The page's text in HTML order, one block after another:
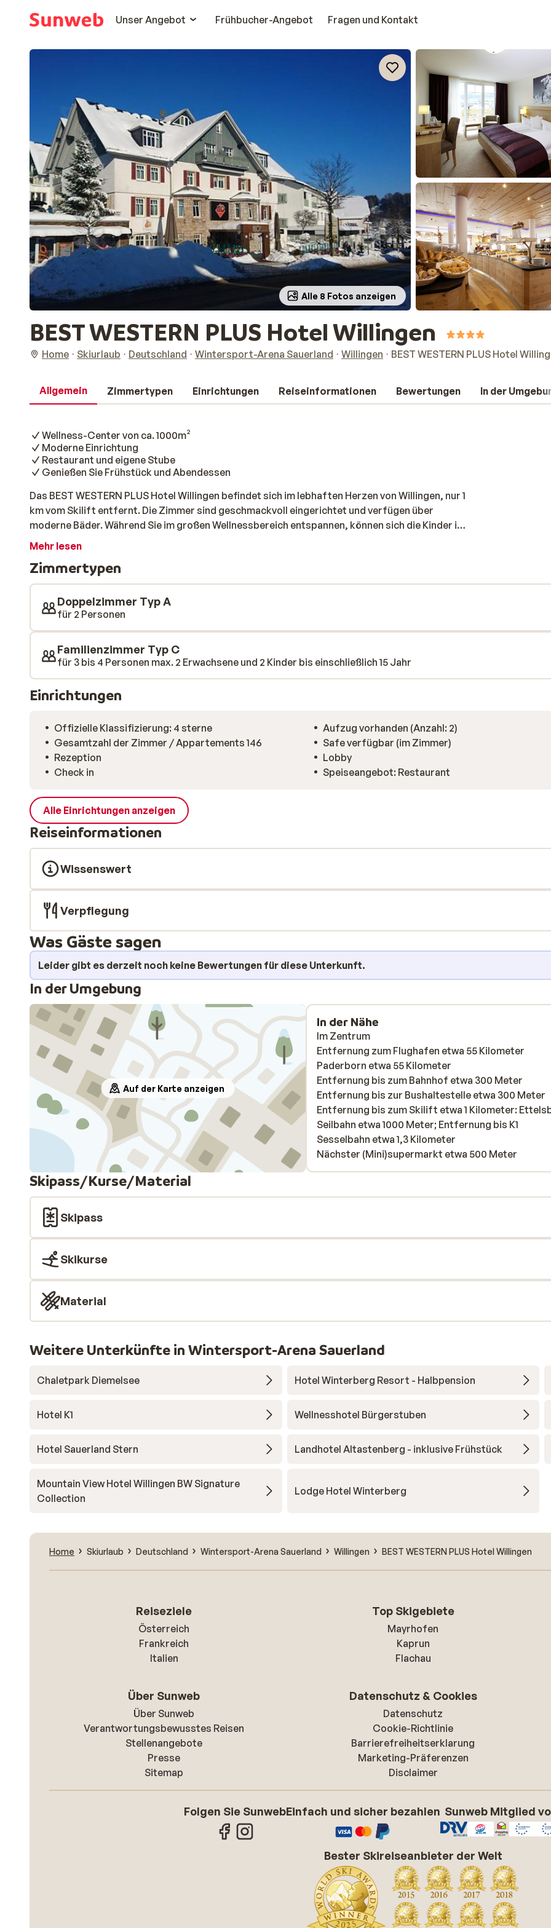
Unser Angebot
Frühbucher-Angebot Fragen und Kontakt
Alle 8 Fotos anzeigen
BEST WESTERN PLUS Hotel Willingen
Home Skiurlaub Deutschland Wintersport-Arena Sauerland Willingen BEST WESTERN PLUS Hotel
Allgemein Zimmertypen Einrichtungen Reiseinformationen Bewertungen In der
Wellness-Center von ca. 1000m²
Moderne Einrichtung
Restaurant und eigene Stube
Genießen Sie Frühstück und Abendessen
Das BEST WESTERN PLUS Hotel Willingen befindet sich im lebhaften Herzen von Willingen, nur 1
km vom Skilift entfernt. Die Zimmer sind geschmackvoll eingerichtet und verfügen über
moderne Bäder. Während Sie im großen Wellnessbereich entspannen, können sich die Kinder im
Spielzimmer austoben. Neben einem Restaurant gibt es auch ein Café mit einer gemütlichen
Sie voller Energie in den Tag starten können!
Mehr lesen
Zimmertypen
Doppelzimmer Typ A
für 2 Personen
Familienzimmer Typ C
für 3 bis 4 Personen max. 2 Erwachsene und 2 Kinder bis einschließlich 15 Jahr
Einrichtungen
Offizielle Klassifizierung: 4 sterne
Gesamtzahl der Zimmer / Appartements 146
Rezeption
Check in
Aufzug vorhanden (Anzahl: 2)
Safe verfügbar (im Zimmer)
Lobby
Speiseangebot: Restaurant
Alle Einrichtungen anzeigen
Reiseinformationen
Wissenswert
Verpflegung
Was Gäste sagen
Leider gibt es derzeit noch keine Bewertungen für diese Unterkunft.
In der Umgebung
Auf der Karte anzeigen
In der Nähe
Im Zentrum
Entfernung zum Flughafen etwa 55 Kilometer
Paderborn etwa 55 Kilometer
Entfernung bis zum Bahnhof etwa 300 Meter
Entfernung bis zur Bushaltestelle etwa 300 Meter
Entfernung bis zum Skilift etwa 1 Kilometer:
Seilbahn etwa 1000 Meter; Entfernung bis K1
Sesselbahn etwa 1,3 Kilometer
Nächster (Mini)supermarkt etwa 500 Meter
Skipass/Kurse/Material
Skipass
Skikurse
Material
Weitere Unterkünfte in Wintersport-Arena Sauerland
Chaletpark Diemelsee Hotel Winterberg Resort - Halbpension
Hotel K1 Wellnesshotel Bürgerstuben
Hotel Sauerland Stern Landhotel Altastenberg - inklusive Frühstück
Mountain View Hotel Willingen BW Signature
Collection
Lodge Hotel Winterberg
Home Skiurlaub Deutschland Wintersport-Arena Sauerland Willingen BEST WESTERN PLUS Hotel Willingen
Reiseziele
Österreich
Frankreich
Italien
Top Skigebiete
Mayrhofen
Kaprun
Flachau
Über Sunweb
Über Sunweb
Verantwortungsbewusstes Reisen
Stellenangebote
Presse
Sitemap
Datenschutz & Cookies
Datenschutz
Cookie-Richtlinie
Barrierefreiheitserklarung
Marketing-Präferenzen
Disclaimer
Folgen Sie SunwebEinfach und sicher bezahlen Sunweb Mitglied
Bester Skireiseanbieter der Welt